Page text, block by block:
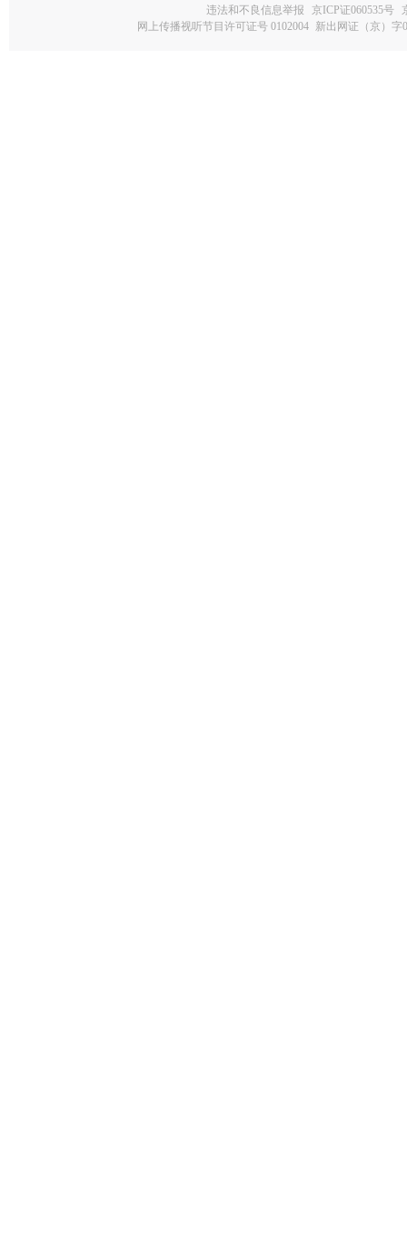
违法和不良信息举报 京ICP证060535号
网上传播视听节目许可证号 0102004 新出网证（京）